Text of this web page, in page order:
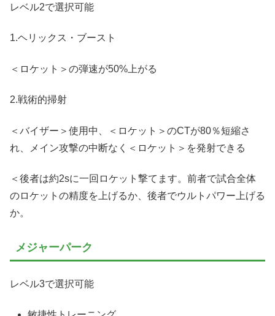
レベル2で選択可能
1.ヘリックス・ブースト
＜ロケット＞の弾速が50%上がる
2.戦術的掃射
＜バイザー＞使用中、＜ロケット＞のCTが80％短縮さ
れ、メイン攻撃の中断なく＜ロケット＞を発射できる
＜後者は約2sに一回ロケット撃てます。前者で試合全体
のロケットの精度を上げるか、後者でウルトパワー上げる
か。
メジャーパーク
レベル3で選択可能